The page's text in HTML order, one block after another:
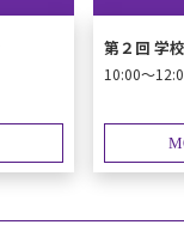
第２回 学
10:00～